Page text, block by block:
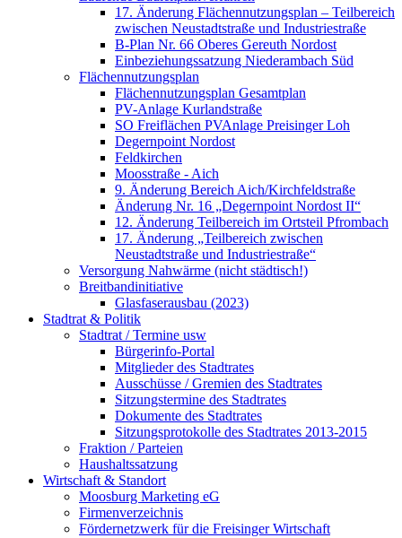
17. Änderung Flächennutzungsplan – Teilbereich
zwischen Neustadtstraße und Industriestraße
B-Plan Nr. 66 Oberes Gereuth Nordost
Einbeziehungssatzung Niederambach Süd
Flächennutzungsplan
Flächennutzungsplan Gesamtplan
PV-Anlage Kurlandstraße
SO Freiflächen PV­Anlage Preisinger Loh
Degernpoint Nordost
Feldkirchen
Moosstraße - Aich
9. Änderung Bereich Aich/Kirchfeldstraße
Änderung Nr. 16 „Degernpoint Nordost II“
12. Änderung Teilbereich im Ortsteil Pfrombach
17. Änderung „Teilbereich zwischen
Neustadtstraße und Industriestraße“
Versorgung Nahwärme (nicht städtisch!)
Breitbandinitiative
Glasfaserausbau (2023)
Stadtrat & Politik
Stadtrat / Termine usw
Bürgerinfo-Portal
Mitglieder des Stadtrates
Ausschüsse / Gremien des Stadtrates
Sitzungstermine des Stadtrates
Dokumente des Stadtrates
Sitzungsprotokolle des Stadtrates 2013-2015
Fraktion / Parteien
Haushaltssatzung
Wirtschaft & Standort
Moosburg Marketing eG
Firmenverzeichnis
Fördernetzwerk für die Freisinger Wirtschaft